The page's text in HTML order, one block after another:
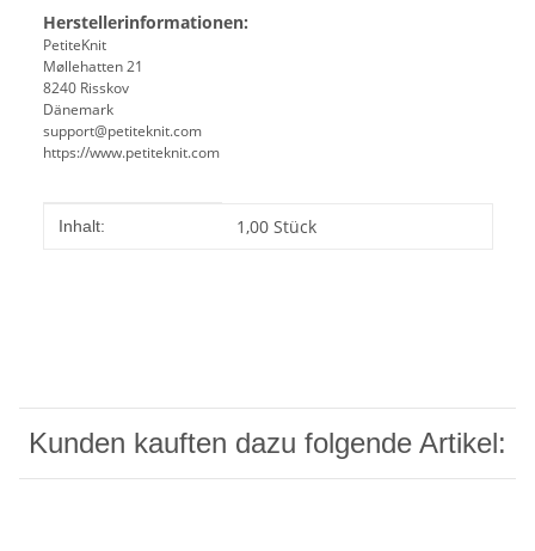
Herstellerinformationen:
PetiteKnit
Møllehatten 21
8240 Risskov
Dänemark
support@petiteknit.com
https://www.petiteknit.com
Produkteigenschaft
Wert
Inhalt: 1,00 Stück
Kunden kauften dazu folgende Artikel: